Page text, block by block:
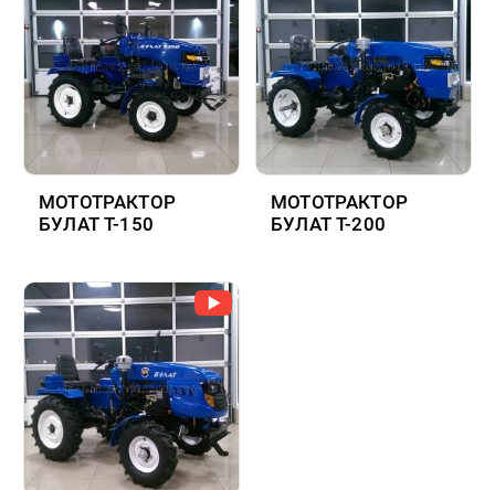
МОТОТРАКТОР
БУЛАТ Т-150
МОТОТРАКТОР
БУЛАТ Т-200